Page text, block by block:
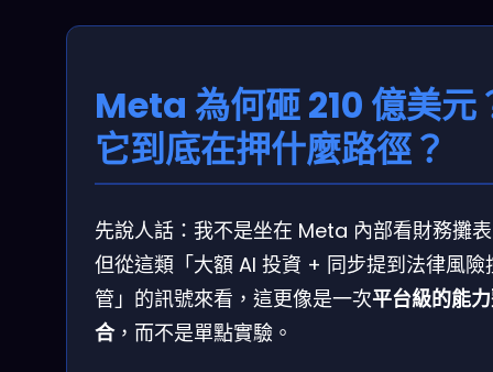
Meta 為何砸 210 億美元
它到底在押什麼路徑？
先說人話：我不是坐在 Meta 內部看財務攤
但從這類「大額 AI 投資 + 同步提到法律風險
管」的訊號來看，這更像是一次平台級的能
合，而不是單點實驗。